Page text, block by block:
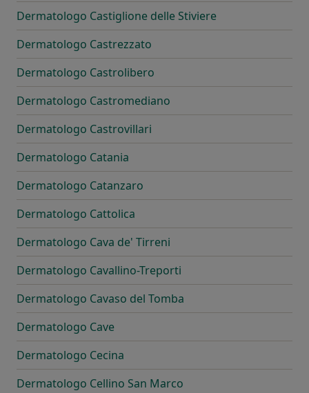
Dermatologo Castiglione delle Stiviere
Dermatologo Castrezzato
Dermatologo Castrolibero
Dermatologo Castromediano
Dermatologo Castrovillari
Dermatologo Catania
Dermatologo Catanzaro
Dermatologo Cattolica
Dermatologo Cava de' Tirreni
Dermatologo Cavallino-Treporti
Dermatologo Cavaso del Tomba
Dermatologo Cave
Dermatologo Cecina
Dermatologo Cellino San Marco